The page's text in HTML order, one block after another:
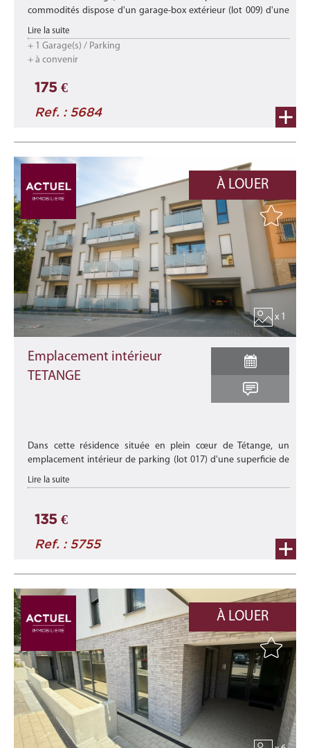
commodités dispose d'un garage-box extérieur (lot 009) d'une
superficie de +/- 17,20 m2.
Disponibilité : de suite
***
Loca ...
Lire la suite
+ 1 Garage(s) / Parking
+ à convenir
175 €
Ref. : 5684
À LOUER
x 1
Emplacement intérieur
TETANGE
Dans cette résidence située en plein cœur de Tétange, un
emplacement intérieur de parking (lot 017) d'une superficie de
+/- 14,30 m2 est disponible à la location.
Lire la suite
135 €
Ref. : 5755
À LOUER